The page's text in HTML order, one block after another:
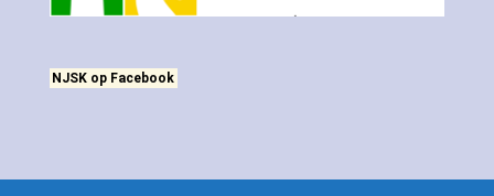
NJSK op Facebook